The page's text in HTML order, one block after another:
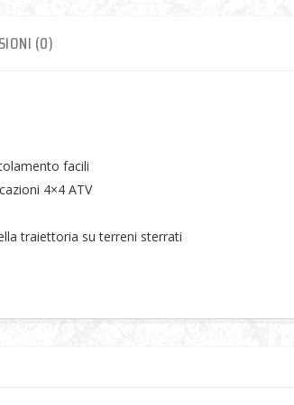
(0)
facili
4×4 ATV
traiettoria su terreni sterrati